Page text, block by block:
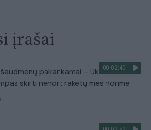
įrašai
00:02:40
pakankamai – Ukrainai
skirti nenori: raketų mes norime